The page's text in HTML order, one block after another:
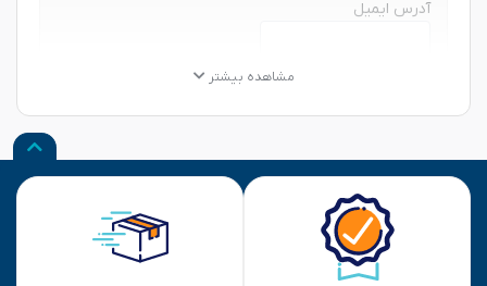
آدرس ایمیل
★
ارسال
مشاهده بیشتر